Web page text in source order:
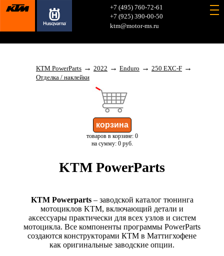
+7 (495) 760-72-61
+7 (925) 390-00-50
ktm@motor-ms.ru
KTM PowerParts → 2022 → Enduro → 250 EXC-F →
Отделка / наклейки
товаров в корзине: 0
на сумму: 0 руб.
KTM PowerParts
KTM Powerparts– заводской каталог тюнинга
мотоциклов KTM, включающий детали и
аксессуары практически для всех узлов и систем
мотоцикла. Все компоненты программы PowerParts
создаются конструкторами КТМ в Маттигхофене
как оригинальные заводские опции.